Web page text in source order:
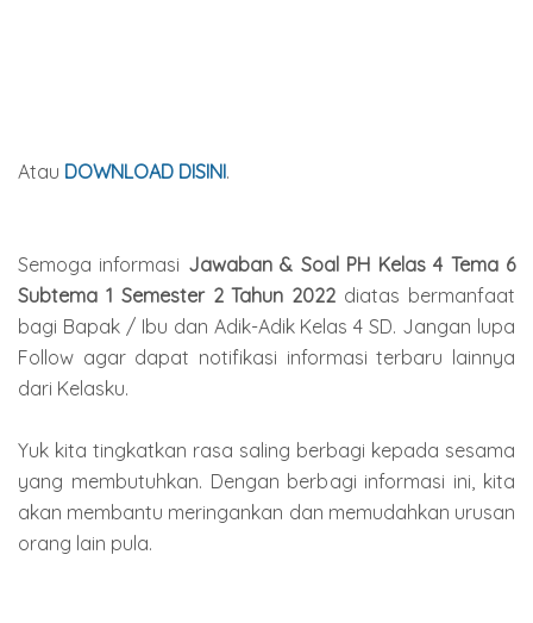
Atau DOWNLOAD DISINI.
Semoga informasi Jawaban & Soal PH Kelas 4 Tema 6
Subtema 1 Semester 2 Tahun 2022 diatas bermanfaat
bagi Bapak / Ibu dan Adik-Adik Kelas 4 SD. Jangan lupa
Follow agar dapat notifikasi informasi terbaru lainnya
dari Kelasku.
Yuk kita tingkatkan rasa saling berbagi kepada sesama
yang membutuhkan. Dengan berbagi informasi ini, kita
akan membantu meringankan dan memudahkan urusan
orang lain pula.